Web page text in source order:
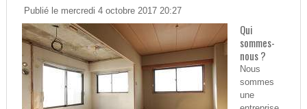
Publié le mercredi 4 octobre 2017 20:27
Qui
sommes-
nous ?
Nous
sommes
une